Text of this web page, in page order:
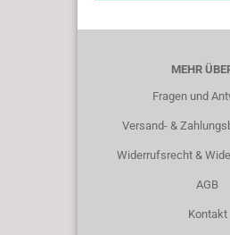
MEHR
Fragen und
Versand- &
Widerrufsrecht &
AGB
Kontakt